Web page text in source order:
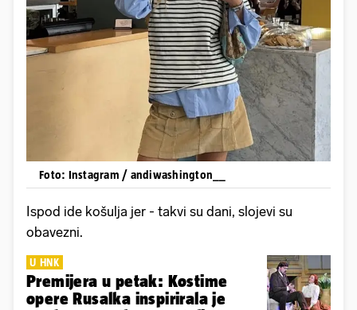
Foto: Instagram / andiwashington__
Ispod ide košulja jer - takvi su dani, slojevi su
obavezni.
U HNK
Premijera u petak: Kostime
opere Rusalka inspirirala je